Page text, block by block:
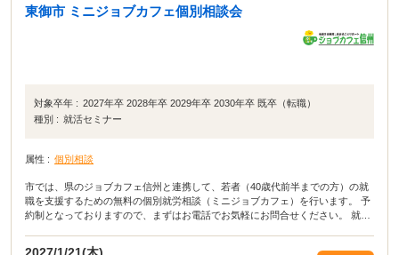
東御市 ミニジョブカフェ個別相談会
対象卒年 : 2027年卒 2028年卒 2029年卒 2030年卒 既卒（転職）
種別 : 就活セミナー
属性 : 個別相談
市では、県のジョブカフェ信州と連携して、若者（40歳代前半までの方）の就
職を支援するための無料の個別就労相談（ミニジョブカフェ）を行います。 予
約制となっておりますので、まずはお電話でお気軽にお問合せください。 就職
削や面接指導なども行います。